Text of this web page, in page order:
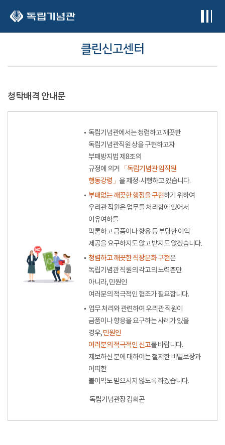
클린신고센터
청탁배격 안내문
독립기념관에서는 청렴하고 깨끗한
독립기념관직원 상을 구현하고자
부패방지법 제8조의
규정에 의거
「독립기념관 임직원
행동강령」 을 제정·시행하고 있습니다.
부패없는 깨끗한 행정을 구현하기 위하여
우리관 직원은 업무를 처리함에 있어서
이유여하를
막론하고 금품이나 향응 등 부당한 이익
제공을 요구하지도 않고 받지도 않겠습니다.
청렴하고 깨끗한 직장문화 구현은
독립기념관 직원의 각고의 노력뿐만
아니라, 민원인
여러분의 적극적인 협조가 필요합니다.
업무 처리와 관련하여 우리관 직원이
금품이나 향응을 요구하는 사례가 있을
경우,민원인
여러분의 적극적인 신고를 바랍니다.
제보하신 분에 대하여는 철저한 비밀보장과
어떠한
불이익도 받으시지 않도록 하겠습니다.
독립기념관장 김희곤